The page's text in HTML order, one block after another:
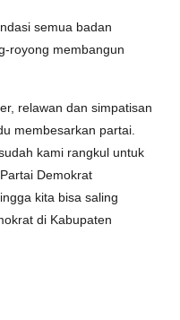
semua badan
royong membangun
relawan dan simpatisan
membesarkan partai.
kami rangkul untuk
Demokrat
kita bisa saling
di Kabupaten